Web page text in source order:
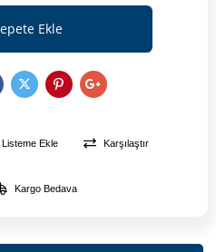
Ekle Karşılaştır
Kargo Bedava